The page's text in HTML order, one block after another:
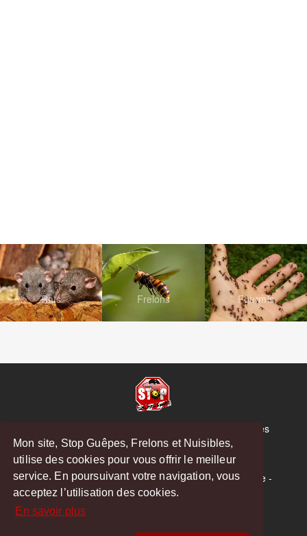
Mon site, Stop Guêpes, Frelons et Nuisibles,
utilise des cookies pour vous offrir le meilleur
service. En poursuivant votre navigation, vous
acceptez l’utilisation des cookies.
En savoir plus
Rats Frelons Fourmis
© Copyright 2026 Stop Guêpes, Frelons et Nuisibles
Mentions légales
Créé parMattWeb
Saint-Gaudens-Saint-Girons-Boulogne-sur-Gesse-
Montréjeau